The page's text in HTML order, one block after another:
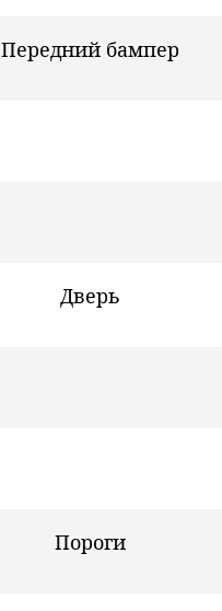
Передний бампер
Дверь
Пороги